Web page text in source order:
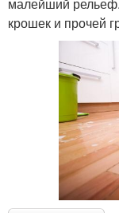
малейший
крошек и прочей